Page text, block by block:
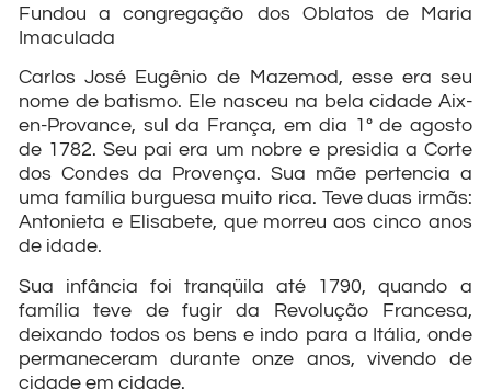
Fundou a congregação dos Oblatos de Maria
Imaculada
Carlos José Eugênio de Mazemod, esse era seu
nome de batismo. Ele nasceu na bela cidade Aix-
en-Provance, sul da França, em dia 1º de agosto
de 1782. Seu pai era um nobre e presidia a Corte
dos Condes da Provença. Sua mãe pertencia a
uma família burguesa muito rica. Teve duas irmãs:
Antonieta e Elisabete, que morreu aos cinco anos
de idade.
Sua infância foi tranqüila até 1790, quando a
família teve de fugir da Revolução Francesa,
deixando todos os bens e indo para a Itália, onde
permaneceram durante onze anos, vivendo de
cidade em cidade.